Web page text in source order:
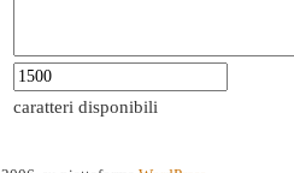
caratteri disponibili